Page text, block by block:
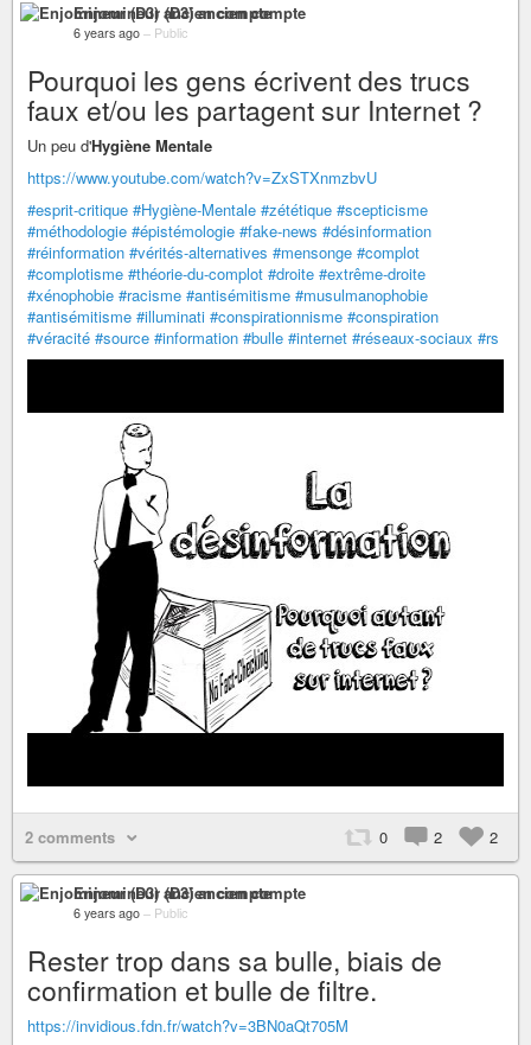
Enjomineur (D3) ancien compte
6 years ago – Public
Pourquoi les gens écrivent des trucs
faux et/ou les partagent sur Internet ?
Un peu d'Hygiène Mentale
https://www.youtube.com/watch?v=ZxSTXnmzbvU
#esprit-critique #Hygiène-Mentale #zététique #scepticisme
#méthodologie #épistémologie #fake-news #désinformation
#réinformation #vérités-alternatives #mensonge #complot
#complotisme #théorie-du-complot #droite #extrême-droite
#xénophobie #racisme #antisémitisme #musulmanophobie
#antisémitisme #illuminati #conspirationnisme #conspiration
#véracité #source #information #bulle #internet #réseaux-sociaux #rs
2 comments 0 2 2
Enjomineur (D3) ancien compte
6 years ago – Public
Rester trop dans sa bulle, biais de
confirmation et bulle de filtre.
https://invidious.fdn.fr/watch?v=3BN0aQt705M